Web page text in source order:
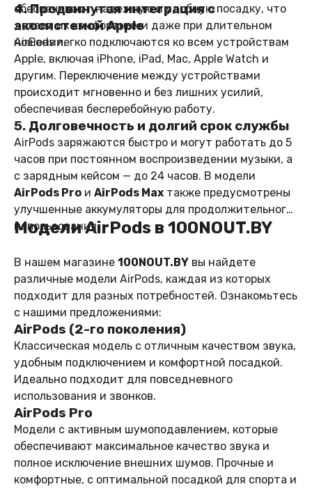
обеспечивают надежную и удобную посадку, что
делает их комфортными даже при длительном
ношении.
4. Продвинутая интеграция с
экосистемой Apple
AirPods легко подключаются ко всем устройствам
Apple, включая iPhone, iPad, Mac, Apple Watch и
другим. Переключение между устройствами
происходит мгновенно и без лишних усилий,
обеспечивая бесперебойную работу.
5. Долговечность и долгий срок службы
AirPods заряжаются быстро и могут работать до 5
часов при постоянном воспроизведении музыки, а
с зарядным кейсом — до 24 часов. В модели
AirPods Pro и AirPods Max также предусмотрены
улучшенные аккумуляторы для продолжительного
использования.
Модели AirPods в 100NOUT.BY
В нашем магазине 100NOUT.BY вы найдете
различные модели AirPods, каждая из которых
подходит для разных потребностей. Ознакомьтесь
с нашими предложениями:
AirPods (2-го поколения)
Классическая модель с отличным качеством звука,
удобным подключением и комфортной посадкой.
Идеально подходит для повседневного
использования и звонков.
AirPods Pro
Модели с активным шумоподавлением, которые
обеспечивают максимальное качество звука и
полное исключение внешних шумов. Прочные и
комфортные, с оптимальной посадкой для спорта и